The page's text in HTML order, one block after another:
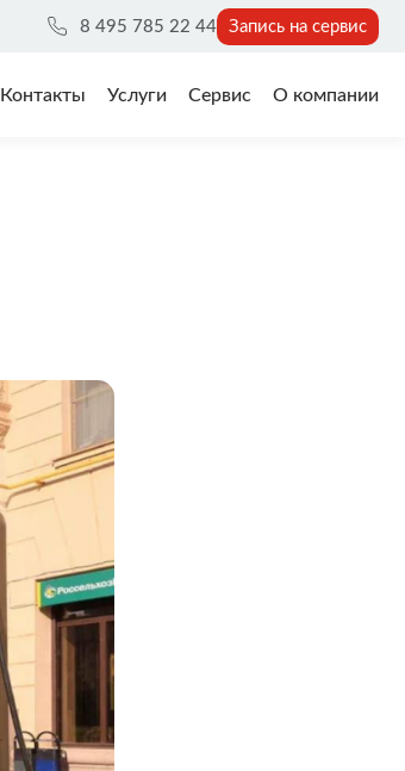
8 495 785 22 44 Запись на сервис
Контакты Услуги Сервис О компании